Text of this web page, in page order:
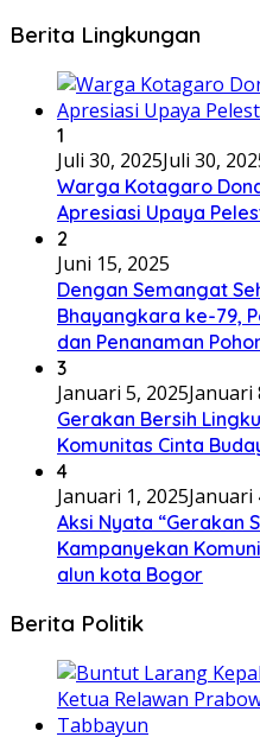
Berita Lingkungan
1
Juli 30, 2025Juli 30,
Warga Kotagaro
Apresiasi Upaya
2
Juni 15, 2025
Dengan Semangat
Bhayangkara ke-79,
dan Penanaman
3
Januari 5, 2025Januari
Gerakan Bersih
Komunitas Cinta
4
Januari 1, 2025Januari
Aksi Nyata “Gerakan
Kampanyekan
alun kota Bogor
Berita Politik